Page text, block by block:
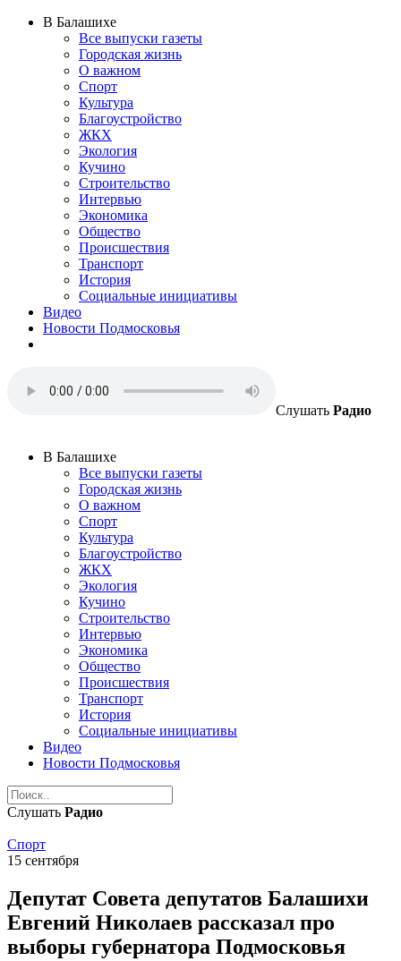
В Балашихе
Все выпуски газеты
Городская жизнь
О важном
Спорт
Культура
Благоустройство
ЖКХ
Экология
Кучино
Строительство
Интервью
Экономика
Общество
Происшествия
Транспорт
История
Социальные инициативы
Видео
Новости Подмосковья
Слушать Радио
В Балашихе
Все выпуски газеты
Городская жизнь
О важном
Спорт
Культура
Благоустройство
ЖКХ
Экология
Кучино
Строительство
Интервью
Экономика
Общество
Происшествия
Транспорт
История
Социальные инициативы
Видео
Новости Подмосковья
Слушать Радио
Спорт
15 сентября
Депутат Совета депутатов Балашихи
Евгений Николаев рассказал про
выборы губернатора Подмосковья